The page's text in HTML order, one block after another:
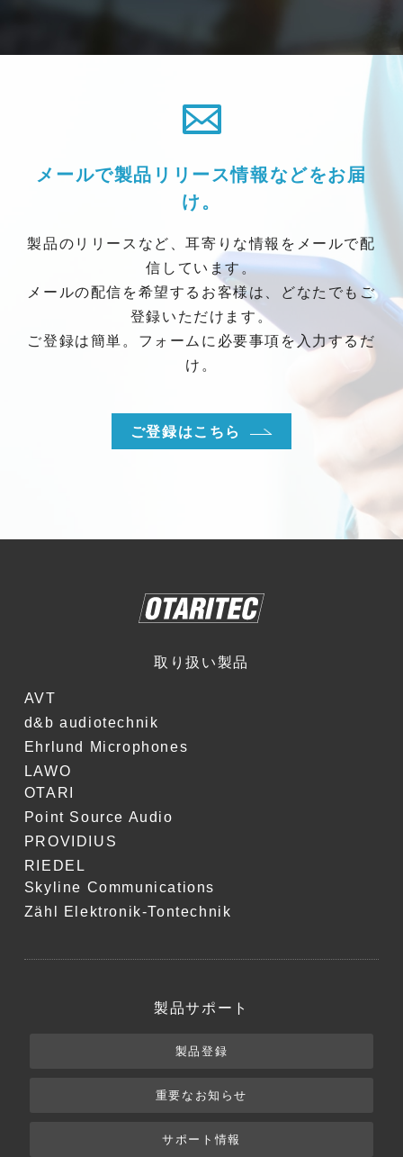
メールで製品リリース情報などをお届
け。
製品のリリースなど、耳寄りな情報をメールで配
信しています。
メールの配信を希望するお客様は、どなたでもご
登録いただけます。
ご登録は簡単。フォームに必要事項を入力するだ
け。
ご登録はこちら
取り扱い製品
AVT
d&b audiotechnik
Ehrlund Microphones
LAWO
OTARI
Point Source Audio
PROVIDIUS
RIEDEL
Skyline Communications
Zähl Elektronik-Tontechnik
製品サポート
製品登録
重要なお知らせ
サポート情報